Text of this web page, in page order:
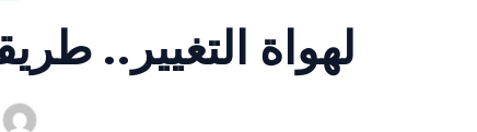
لهواة التغيير..